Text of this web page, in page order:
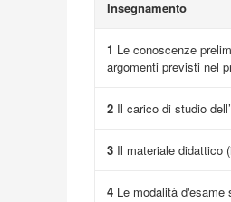
Insegnamento
1 Le conoscenze
argomenti previsti nel
2 Il carico di studio
3 Il materiale didattico
4 Le modalità